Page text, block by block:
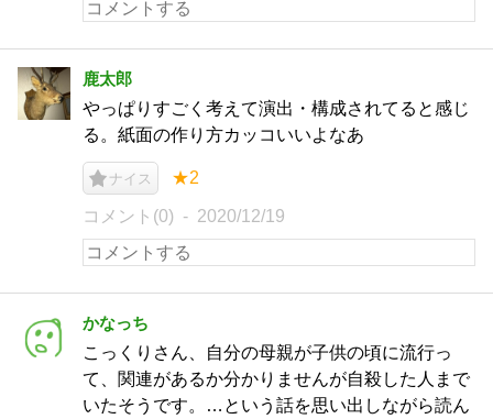
鹿太郎
やっぱりすごく考えて演出・構成されてると感じ
る。紙面の作り方カッコいいよなあ
ナイス ★2
コメント(0) 2020/12/19
かなっち
こっくりさん、自分の母親が子供の頃に流行っ
て、関連があるか分かりませんが自殺した人まで
いたそうです。…という話を思い出しながら読ん